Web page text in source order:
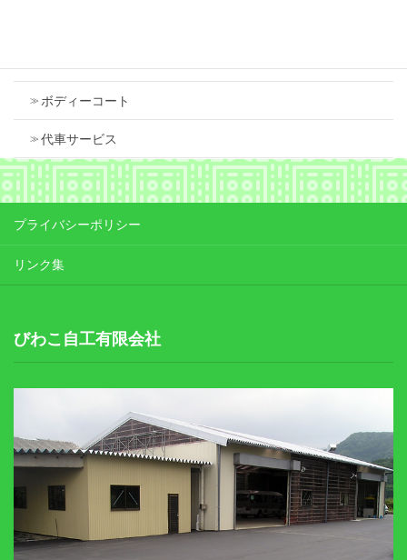
ボディーコート
代車サービス
プライバシーポリシー
リンク集
びわこ自工有限会社